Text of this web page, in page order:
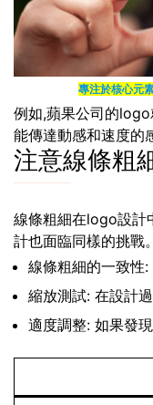
專注於核心元
例如,蘋果公司的
能傳達動感和速度的
注意線條粗
線條粗細在logo設計
計也面臨同樣的挑戰
線條粗細的一致性
縮放測試: 在設計
適度調整: 如果發